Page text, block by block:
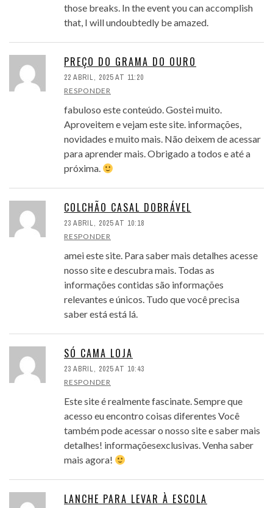
those breaks. In the event you can accomplish
that, I will undoubtedly be amazed.
PREÇO DO GRAMA DO OURO
22 ABRIL, 2025 AT 11:20
RESPONDER
fabuloso este conteúdo. Gostei muito.
Aproveitem e vejam este site. informações,
novidades e muito mais. Não deixem de acessar
para aprender mais. Obrigado a todos e até a
próxima.
COLCHÃO CASAL DOBRÁVEL
23 ABRIL, 2025 AT 10:18
RESPONDER
amei este site. Para saber mais detalhes acesse
nosso site e descubra mais. Todas as
informações contidas são informações
relevantes e únicos. Tudo que você precisa
saber está está lá.
SÓ CAMA LOJA
23 ABRIL, 2025 AT 10:43
RESPONDER
Este site é realmente fascinate. Sempre que
acesso eu encontro coisas diferentes Você
também pode acessar o nosso site e saber mais
detalhes! informaçõesexclusivas. Venha saber
mais agora!
LANCHE PARA LEVAR À ESCOLA